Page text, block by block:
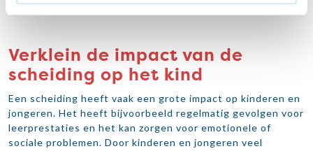
Verklein de impact van de
scheiding op het kind
Een scheiding heeft vaak een grote impact op kinderen en
jongeren. Het heeft bijvoorbeeld regelmatig gevolgen voor
leerprestaties en het kan zorgen voor emotionele of
sociale problemen. Door kinderen en jongeren veel